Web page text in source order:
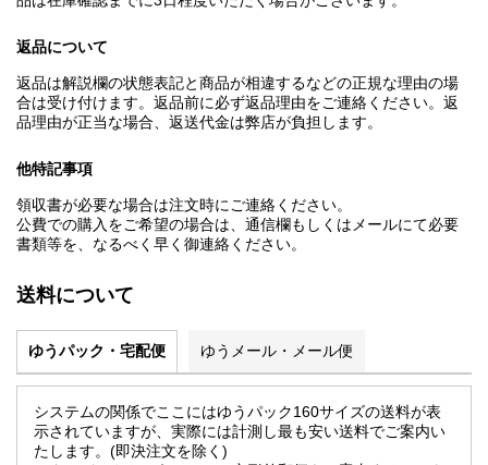
返品について
返品は解説欄の状態表記と商品が相違するなどの正規な理由の場
合は受け付けます。返品前に必ず返品理由をご連絡ください。返
品理由が正当な場合、返送代金は弊店が負担します。
他特記事項
領収書が必要な場合は注文時にご連絡ください。
公費での購入をご希望の場合は、通信欄もしくはメールにて必要
書類等を、なるべく早く御連絡ください。
送料について
ゆうパック・宅配便 ゆうメール・メール便
システムの関係でここにはゆうパック160サイズの送料が表
示されていますが、実際には計測し最も安い送料でご案内い
たします。(即決注文を除く)